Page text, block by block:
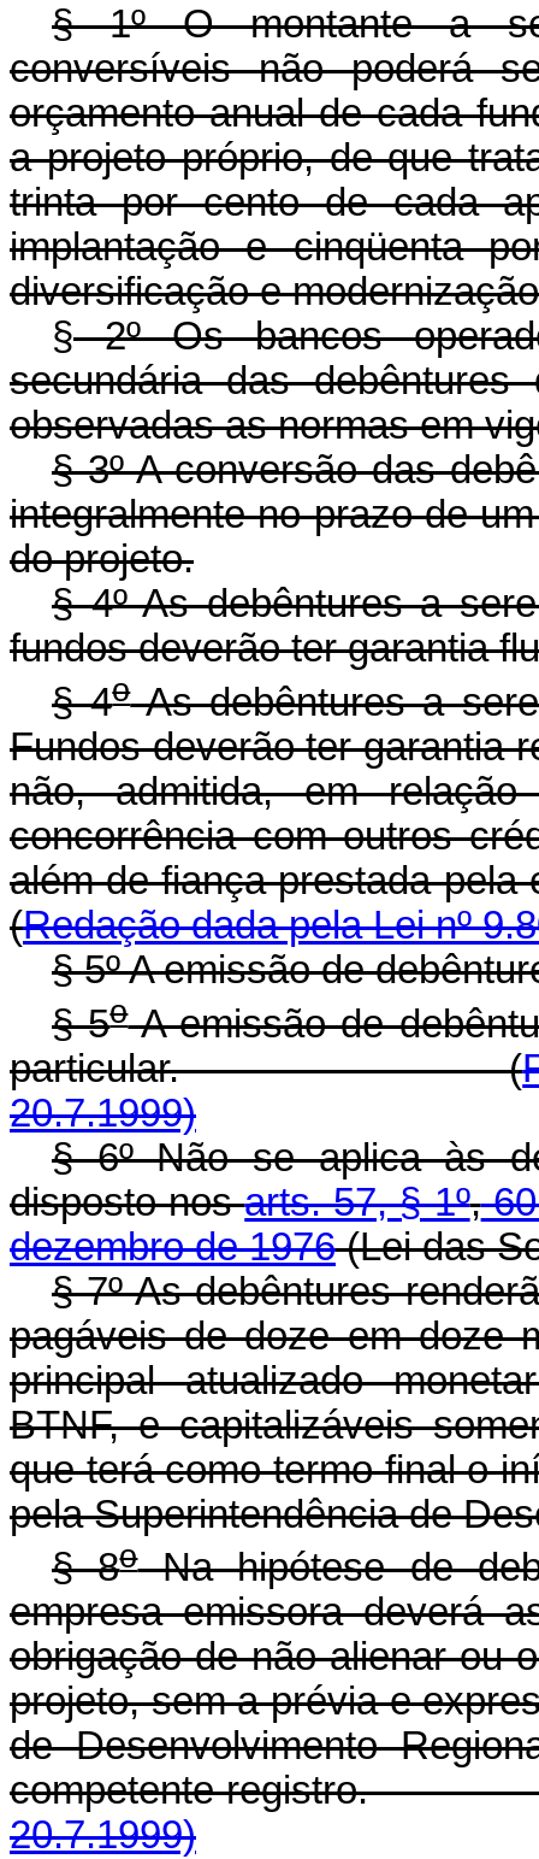
§ 1º O montante a
conversíveis não poderá
orçamento anual de cada
a projeto próprio, de que
trinta por cento de cada
implantação e cinqüenta
diversificação e
§2º Os bancos
secundária das
observadas as normas em
§ 3º A conversão das
integralmente no prazo de
do projeto.
§ 4º As debêntures a
fundos deverão ter garantia
§ 4oAs debêntures a
Fundos deverão ter garantia
não, admitida, em
concorrência com outros
além de fiança
(Redação dada pela Lei nº
§ 5º A emissão de
§ 5oA emissão de
particular. (
20.7.1999)
§ 6º Não se aplica às
disposto nosarts. 57, § 1º,
dezembro de 1976(Lei das
§ 7º As debêntures
pagáveis de doze em doze
principal atualizado
BTNF, e capitalizáveis
que terá como termo final o
pela Superintendência de
§ 8oNa hipótese de
empresa emissora deverá
obrigação de não alienar ou
projeto, sem a prévia e
de Desenvolvimento
competente
20.7.1999)